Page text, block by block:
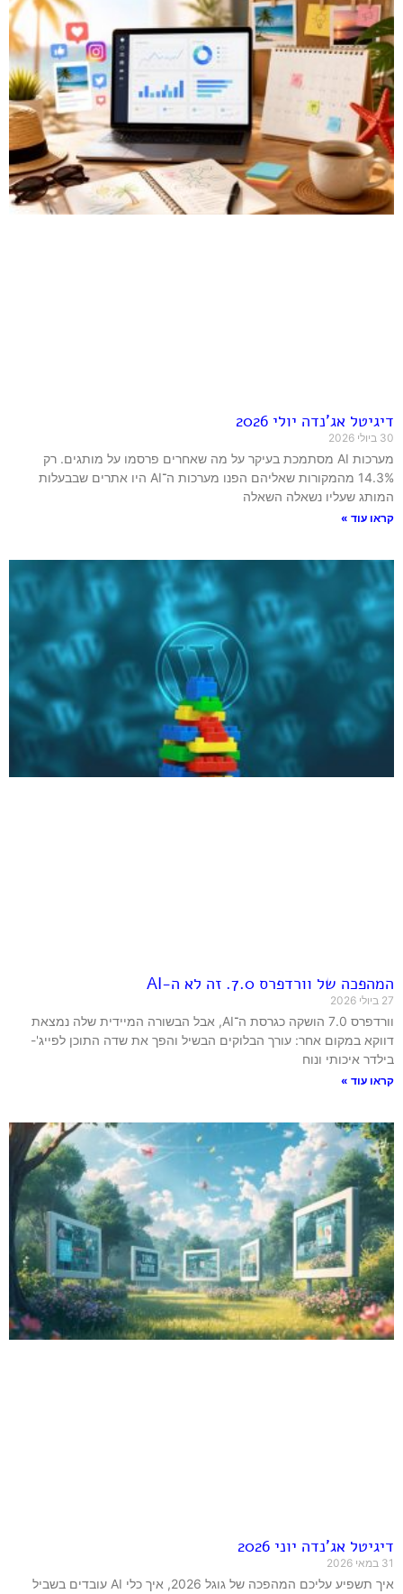
דיגיטל אג'נדה יולי 2026
30 ביולי 2026
מערכות AI מסתמכת בעיקר על מה שאחרים פרסמו על מותגים. רק
14.3% מהמקורות שאליהם הפנו מערכות ה־AI היו אתרים שבבעלות
המותג שעליו נשאלה השאלה
קראו עוד »
המהפכה של וורדפרס 7.0. זה לא ה-AI
27 ביולי 2026
וורדפרס 7.0 הושקה כגרסת ה־AI, אבל הבשורה המיידית שלה נמצאת
דווקא במקום אחר: עורך הבלוקים הבשיל והפך את שדה התוכן לפייג'-
בילדר איכותי ונוח
קראו עוד »
דיגיטל אג'נדה יוני 2026
31 במאי 2026
איך תשפיע עליכם המהפכה של גוגל 2026, איך כלי AI עובדים בשביל